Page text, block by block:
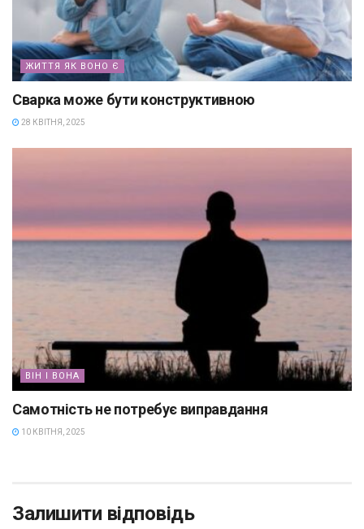
ЖИТТЯ ЯК ВОНО Є
Сварка може бути конструктивною
28 КВІТНЯ, 2025
ВІН І ВОНА
Самотність не потребує виправдання
10 КВІТНЯ, 2025
Залишити відповідь